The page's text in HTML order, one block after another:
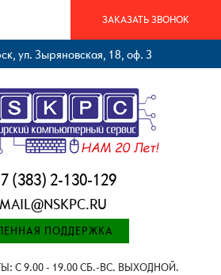
ЗАКАЗАТЬ ЗВОНОК
ул. Зыряновская, 18, оф. 3
(383) 2-130-129
MAIL@NSKPC.RU
ПОДДЕРЖКА
С 9.00 - 19.00 СБ.-ВС. ВЫХОДНОЙ.